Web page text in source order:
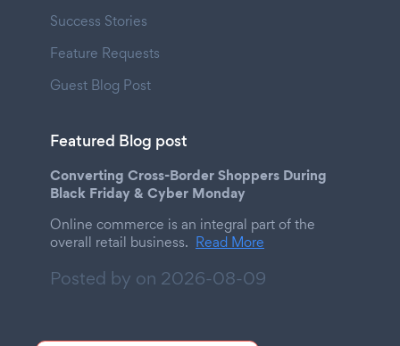
Success Stories
Feature Requests
Guest Blog Post
Featured Blog post
Converting Cross-Border Shoppers During
Black Friday & Cyber Monday
Online commerce is an integral part of the
overall retail business. Read More
Posted by on 2026-08-09